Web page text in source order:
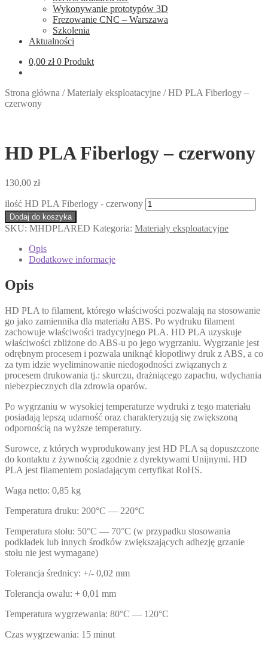
Wykonywanie prototypów 3D
Frezowanie CNC – Warszawa
Szkolenia
Aktualności
0,00 zł 0 Produkt
Strona główna /Materiały eksploatacyjne /HD PLA Fiberlogy –
czerwony
HD PLA Fiberlogy – czerwony
130,00 zł
ilość HD PLA Fiberlogy - czerwony
Dodaj do koszyka
SKU: MHDPLARED Kategoria: Materiały eksploatacyjne
Opis
Dodatkowe informacje
Opis
HD PLA to filament, którego właściwości pozwalają na stosowanie
go jako zamiennika dla materiału ABS. Po wydruku filament
zachowuje właściwości tradycyjnego PLA. HD PLA uzyskuje
właściwości zbliżone do ABS-u po jego wygrzaniu. Wygrzanie jest
odrębnym procesem i pozwala uniknąć kłopotliwy druk z ABS, a co
za tym idzie wyeliminowanie niedogodności związanych z
procesem drukowania tj.: skurczu, drażniącego zapachu, wdychania
niebezpiecznych dla zdrowia oparów.
Po wygrzaniu w wysokiej temperaturze wydruki z tego materiału
posiadają lepszą udarność oraz charakteryzują się zwiększoną
odpornością na wyższe temperatury.
Surowce, z których wyprodukowany jest HD PLA są dopuszczone
do kontaktu z żywnością zgodnie z dyrektywami Unijnymi. HD
PLA jest filamentem posiadającym certyfikat RoHS.
Waga netto: 0,85 kg
Temperatura druku: 200°C — 220°C
Temperatura stołu: 50°C — 70°C (w przypadku stosowania
podkładek lub innych środków zwiększających adhezję grzanie
stołu nie jest wymagane)
Tolerancja średnicy: +/- 0,02 mm
Tolerancja owalu: + 0,01 mm
Temperatura wygrzewania: 80°C — 120°C
Czas wygrzewania: 15 minut